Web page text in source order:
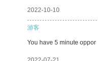
2022-10-10
游客
You have 5 minute oppor